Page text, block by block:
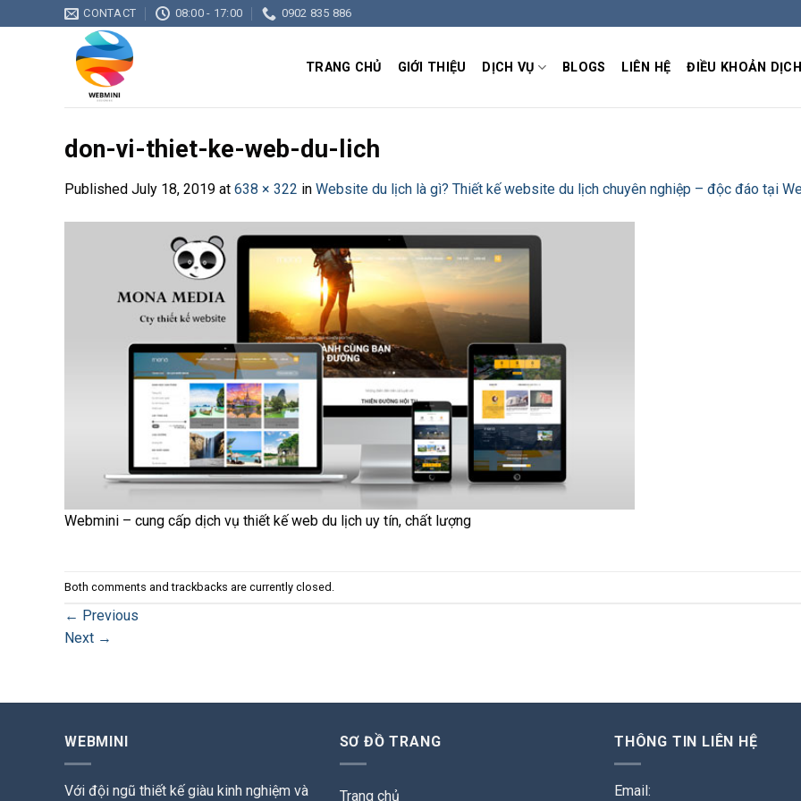
CONTACT 08:00 - 17:00 0902 835 886
TRANG CHỦ GIỚI THIỆU DỊCH VỤ BLOGS LIÊN HỆ ĐIỀU KHOẢN
don-vi-thiet-ke-web-du-lich
Published July 18, 2019 at 638 × 322 in Website du lịch là gì? Thiết kế website du lịch chuyên nghiệp – độc đáo tại
Webmini – cung cấp dịch vụ thiết kế web du lịch uy tín, chất lượng
Both comments and trackbacks are currently closed.
← Previous
Next →
WEBMINI
Với đội ngũ thiết kế giàu kinh nghiệm và
SƠ ĐỒ TRANG
Trang chủ
THÔNG TIN LIÊN HỆ
Email: